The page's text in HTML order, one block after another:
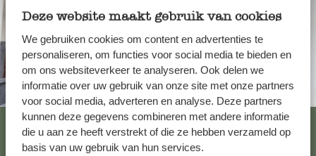
Deze website maakt gebruik van cookies
We gebruiken cookies om content en advertenties te
personaliseren, om functies voor social media te bieden en
om ons websiteverkeer te analyseren. Ook delen we
informatie over uw gebruik van onze site met onze partners
voor social media, adverteren en analyse. Deze partners
kunnen deze gegevens combineren met andere informatie
die u aan ze heeft verstrekt of die ze hebben verzameld op
basis van uw gebruik van hun services.
Altijd in de buurt
Bekijk alle 62 winkels